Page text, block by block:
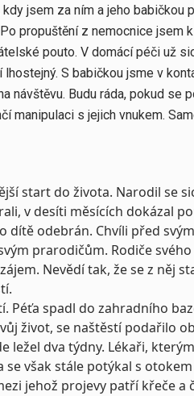
jsem za ním a jeho babičkou
propuštění z nemocnice jsem
pouto. V domácí péči už
S babičkou jsme v
návštěvu. Budu ráda, pokud se
manipulaci s jejich vnukem.
start do života. Narodil se
v desíti měsících dokázal
dítě odebrán. Chvíli před
prarodičům. Rodiče
Nevědí tak, že se z něj
Péťa spadl do zahradního
život, se naštěstí podařilo
ležel dva týdny. Lékaři,
však stále potýkal s
jehož projevy patří křeče a